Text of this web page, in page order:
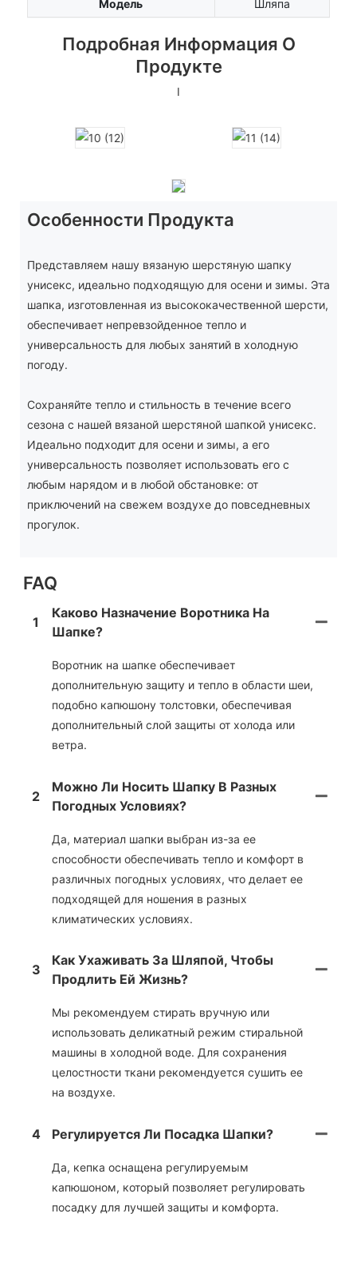
Модель
Шляпа
Подробная Информация О
Продукте
I
Особенности Продукта
Представляем нашу вязаную шерстяную шапку
унисекс, идеально подходящую для осени и зимы. Эта
шапка, изготовленная из высококачественной шерсти,
обеспечивает непревзойденное тепло и
универсальность для любых занятий в холодную
погоду.
Сохраняйте тепло и стильность в течение всего
сезона с нашей вязаной шерстяной шапкой унисекс.
Идеально подходит для осени и зимы, а его
универсальность позволяет использовать его с
любым нарядом и в любой обстановке: от
приключений на свежем воздухе до повседневных
прогулок.
FAQ
1
Каково Назначение Воротника На
Шапке?
Воротник на шапке обеспечивает
дополнительную защиту и тепло в области шеи,
подобно капюшону толстовки, обеспечивая
дополнительный слой защиты от холода или
ветра.
2
Можно Ли Носить Шапку В Разных
Погодных Условиях?
Да, материал шапки выбран из-за ее
способности обеспечивать тепло и комфорт в
различных погодных условиях, что делает ее
подходящей для ношения в разных
климатических условиях.
3
Как Ухаживать За Шляпой, Чтобы
Продлить Ей Жизнь?
Мы рекомендуем стирать вручную или
использовать деликатный режим стиральной
машины в холодной воде. Для сохранения
целостности ткани рекомендуется сушить ее
на воздухе.
4 Регулируется Ли Посадка Шапки?
Да, кепка оснащена регулируемым
капюшоном, который позволяет регулировать
посадку для лучшей защиты и комфорта.